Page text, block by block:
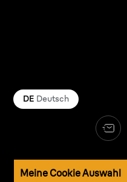
DE Deutsch
Meine Cookie Auswahl